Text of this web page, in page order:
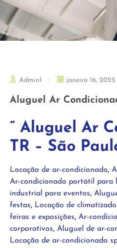
Admin1 janeiro 16, 2025
Aluguel Ar
” Aluguel Ar
TR – São
Locação de ar-condicionado,
Ar-condicionado portátil para
industrial para eventos,
festas, Locação de
feiras e exposições, Ar-
corporativos, Aluguel de ar-
Locação de ar-condicionado